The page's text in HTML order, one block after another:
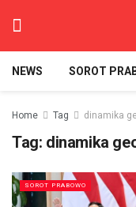
NEWS SOROT
Home Tag dinamika
Tag: dinamika
SOROT PRABOWO